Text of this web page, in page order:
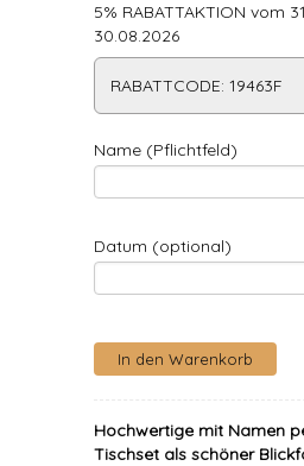
5% RABATTAKTION vom
30.08.2026
RABATTCODE: 19463F
Name (Pflichtfeld)
Datum (optional)
Hochwertige mit Namen
Tischset als schöner